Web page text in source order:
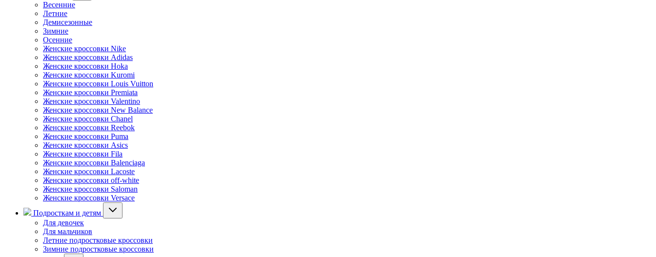
Весенние
Летние
Демисезонные
Зимние
Осенние
Женские кроссовки Nike
Женские кроссовки Adidas
Женские кроссовки Hoka
Женские кроссовки Kuromi
Женские кроссовки Louis Vuitton
Женские кроссовки Premiata
Женские кроссовки Valentino
Женские кроссовки New Balance
Женские кроссовки Chanel
Женские кроссовки Reebok
Женские кроссовки Puma
Женские кроссовки Asics
Женские кроссовки Fila
Женские кроссовки Balenciaga
Женские кроссовки Lacoste
Женские кроссовки off-white
Женские кроссовки Saloman
Женские кроссовки Versace
Подросткам и детям
Для девочек
Для мальчиков
Летние подростковые кроссовки
Зимние подростковые кроссовки